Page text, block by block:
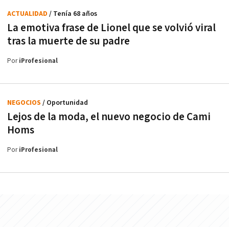
La emotiva frase de Lionel que se volvió viral
tras la muerte de su padre
ACTUALIDAD / Tenía 68 años
PoriProfesional
Lejos de la moda, el nuevo negocio de Cami
Homs
NEGOCIOS / Oportunidad
PoriProfesional